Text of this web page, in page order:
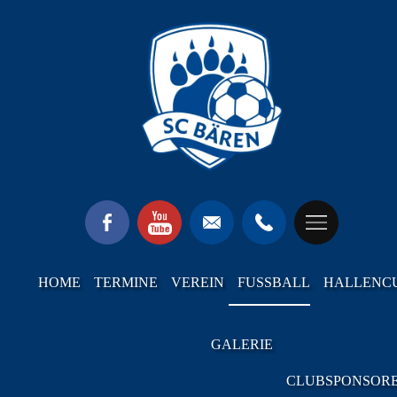
HOME TERMINE VEREIN FUSSBALL
GALERIE